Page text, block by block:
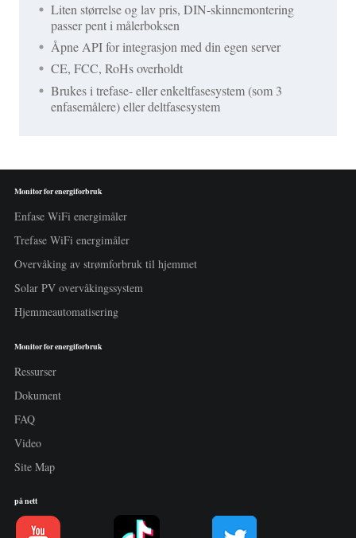
Liten størrelse og lav pris, DIN-skinnemontering
passer pent i målerboksen
Åpne API for integrasjon med din egen server
CE, FCC, RoHs overholdt
Brukes i trefase- eller enkeltfasesystem (som 3
enfasemålere) eller deltfasesystem
Monitor for energiforbruk
Enfase WiFi energimåler
Trefase WiFi energimåler
Overvåking av strømforbruk til hjemmet
Solar PV overvåkingssystem
Hjemmeautomatisering
Monitor for energiforbruk
Ressurser
Dokument
FAQ
Video
Site Map
på nett